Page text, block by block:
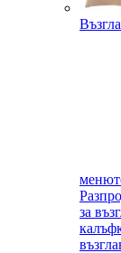
за